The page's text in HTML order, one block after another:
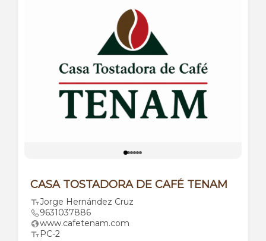
CASA TOSTADORA DE CAFÉ TENAM
Jorge Hernández Cruz
9631037886
www.cafetenam.com
PC-2